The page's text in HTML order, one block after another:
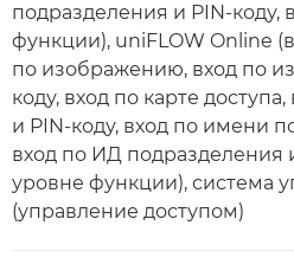
подразделения и PIN-коду,
функции), uniFLOW Online
по изображению, вход по
коду, вход по карте
и PIN-коду, вход по имени
вход по ИД подразделения
уровне функции), система
(управление доступом)